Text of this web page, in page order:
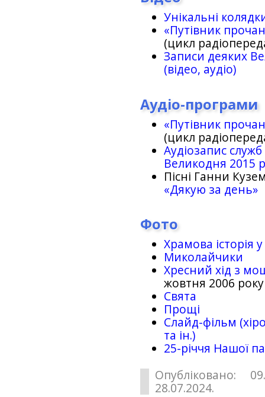
Унікальні
«Путівник
(цикл
Записи деяких
(відео, аудіо)
Аудіо-програми
«Путівник
(цикл
Аудіозапис
Великодня 2015
Пісні Ганни
«Дякую за день»
Фото
Храмова історія
Миколайчики
Хресний хід з
жовтня 2006 року
Свята
Прощі
Слайд-фільм
та ін.)
25-рiччя Нашої
Опубліковано:
28.07.2024.